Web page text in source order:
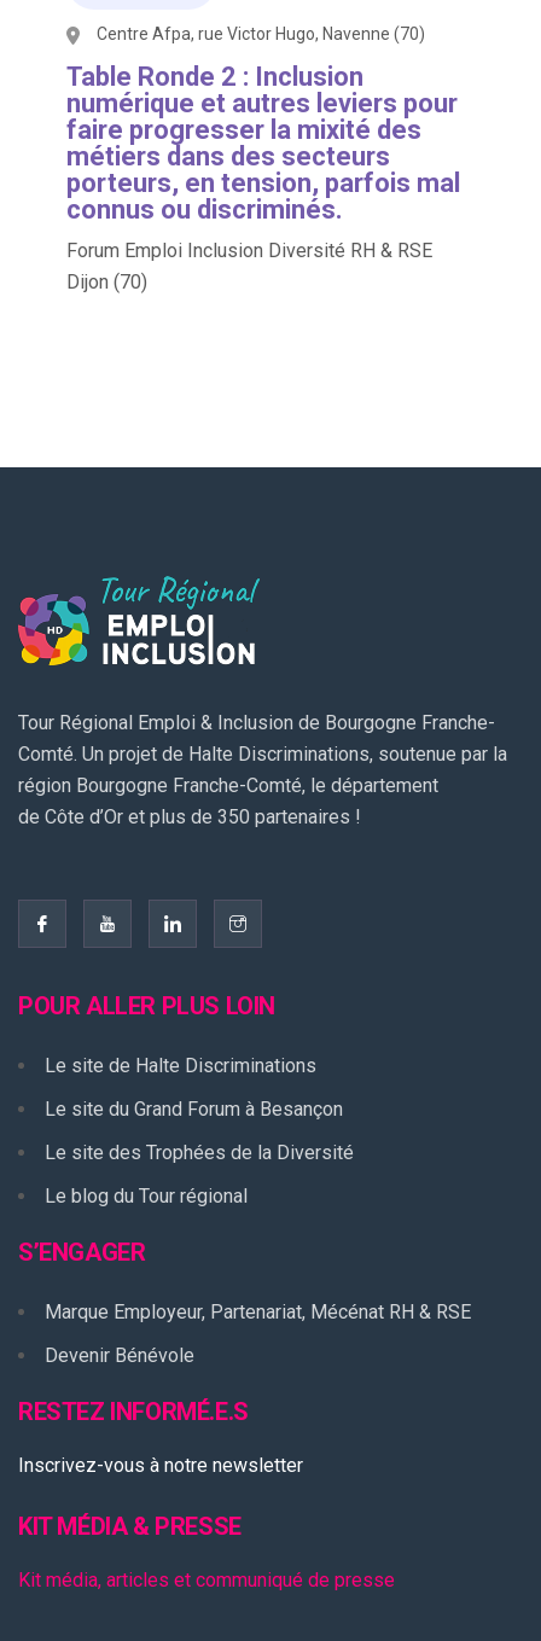
Centre Afpa, rue Victor Hugo, Navenne (70)
Table Ronde 2 : Inclusion
numérique et autres leviers pour
faire progresser la mixité des
métiers dans des secteurs
porteurs, en tension, parfois mal
connus ou discriminés.
Forum Emploi Inclusion Diversité RH & RSE
Dijon (70)
Tour Régional Emploi & Inclusion de Bourgogne Franche-
Comté. Un projet de Halte Discriminations, soutenue par la
région Bourgogne Franche-Comté, le département
de Côte d’Or et plus de 350 partenaires !
POUR ALLER PLUS LOIN
Le site de Halte Discriminations
Le site du Grand Forum à Besançon
Le site des Trophées de la Diversité
Le blog du Tour régional
S’ENGAGER
Marque Employeur, Partenariat, Mécénat RH & RSE
Devenir Bénévole
RESTEZ INFORMÉ.E.S
Inscrivez-vous à notre newsletter
KIT MÉDIA & PRESSE
Kit média, articles et communiqué de presse